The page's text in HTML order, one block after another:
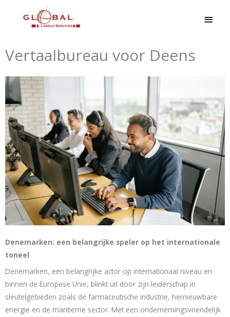
Vertaalbureau voor Deens
Denemarken: een belangrijke speler op het internationale
toneel
Denemarken, een belangrijke actor op internationaal niveau en
binnen de Europese Unie, blinkt uit door zijn leiderschap in
sleutelgebieden zoals de farmaceutische industrie, hernieuwbare
energie en de maritieme sector. Met een ondernemingsvriendelijk